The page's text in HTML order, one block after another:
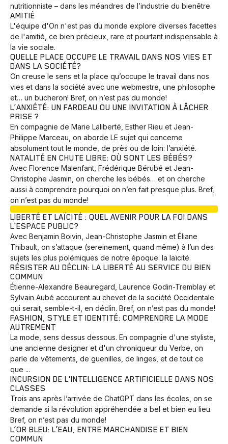
nutritionniste – dans les méandres de l’industrie du bienêtre.
AMITIÉ
L'équipe d'On n'est pas du monde explore diverses facettes
de l'amitié, ce bien précieux, rare et pourtant indispensable à
la vie sociale.
QUELLE PLACE OCCUPE LE TRAVAIL DANS NOS VIES ET
DANS LA SOCIÉTÉ?
On creuse le sens et la place qu’occupe le travail dans nos
vies et dans la société avec une webmestre, une philosophe
et… un bucheron! Bref, on n’est pas du monde!
L’ANXIÉTÉ: UN FARDEAU OU UNE INVITATION À LÂCHER
PRISE ?
En compagnie de Marie Laliberté, Esther Rieu et Jean-
Philippe Marceau, on aborde LE sujet qui concerne
absolument tout le monde, de près ou de loin: l’anxiété.
NATALITÉ EN CHUTE LIBRE: OÙ SONT LES BÉBÉS?
Avec Florence Malenfant, Frédérique Bérubé et Jean-
Christophe Jasmin, on cherche les bébés… et on cherche
aussi à comprendre pourquoi on n’en fait presque plus. Bref,
on n’est pas du monde!
LIBERTÉ ET LAÏCITÉ : QUEL AVENIR POUR LA FOI DANS
L’ESPACE PUBLIC?
Avec Benjamin Boivin, Jean-Christophe Jasmin et Éliane
Thibault, on s’attaque (sereinement, quand même) à l’un des
sujets les plus polémiques de notre époque: la laïcité.
RÉSISTER AU DÉCLIN: LA LIBERTÉ AU SERVICE DU BIEN
COMMUN
Étienne-Alexandre Beauregard, Laurence Godin-Tremblay et
Sylvain Aubé accourent au chevet de la société Occidentale
qui serait, semble-t-il, en déclin. Bref, on n’est pas du monde!
FASHION, STYLE ET IDENTITÉ: COMPRENDRE LA MODE
AUTREMENT
La mode, sens dessus dessous. En compagnie d'une styliste,
une ancienne designer et d'un chroniqueur du Verbe, on
parle de vêtements, de guenilles, de linges, et de tout ce
que ...
INCURSION DE L'INTELLIGENCE ARTIFICIELLE DANS NOS
CLASSES
Trois ans après l’arrivée de ChatGPT dans les écoles, on se
demande si la révolution appréhendée a bel et bien eu lieu.
Bref, on n’est pas du monde!
L’OR BLEU: L’EAU, ENTRE MARCHANDISE ET BIEN
COMMUN